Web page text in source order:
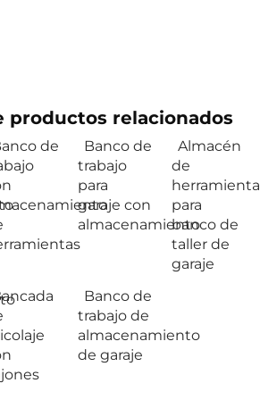
productos relacionados
de
Banco de
trabajo
para
garaje con
almacenamiento
Almacén
de
para
banco de
taller de
garaje
Banco de
trabajo de
almacenamiento
de garaje